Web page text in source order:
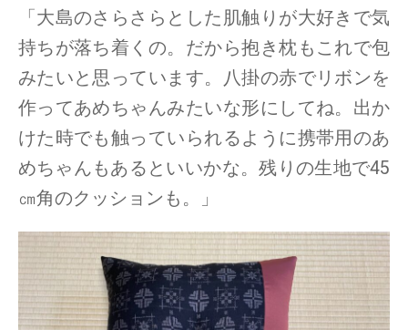
「大島のさらさらとした肌触りが大好きで気
持ちが落ち着くの。だから抱き枕もこれで包
みたいと思っています。八掛の赤でリボンを
作ってあめちゃんみたいな形にしてね。出か
けた時でも触っていられるように携帯用のあ
めちゃんもあるといいかな。残りの生地で45
㎝角のクッションも。」